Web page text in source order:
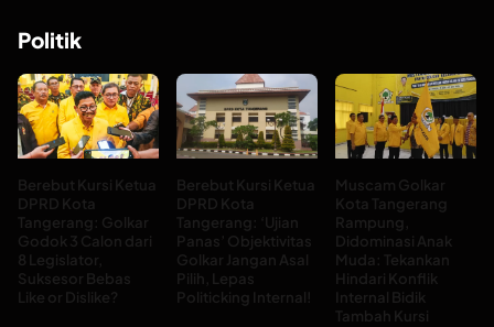
Politik
Berebut Kursi Ketua
DPRD Kota
Tangerang: Golkar
Godok 3 Calon dari
8 Legislator,
Suksesor Bebas
Like or Dislike?
Berebut Kursi Ketua
DPRD Kota
Tangerang: ‘Ujian
Panas’ Objektivitas
Golkar Jangan Asal
Pilih, Lepas
Politicking Internal!
Muscam Golkar
Kota Tangerang
Rampung,
Didominasi Anak
Muda: Tekankan
Hindari Konflik
Internal Bidik
Tambah Kursi